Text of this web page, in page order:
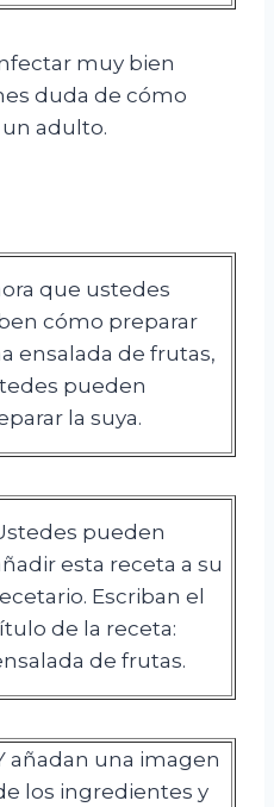
muy bien
duda de cómo
adulto.
que ustedes
cómo preparar
ensalada de frutas,
pueden
la suya.
pueden
esta receta a su
Escriban el
de la receta:
de frutas.
añadan una imagen
los ingredientes y